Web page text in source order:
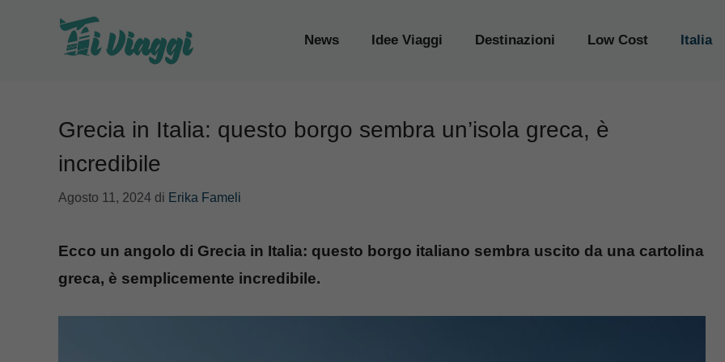
News Idee Viaggi Destinazioni Low Cost Italia
Grecia in Italia: questo borgo sembra un’isola greca, è
incredibile
Agosto 11, 2024 di Erika Fameli
Ecco un angolo di Grecia in Italia: questo borgo italiano sembra uscito da una cartolina
greca, è semplicemente incredibile.